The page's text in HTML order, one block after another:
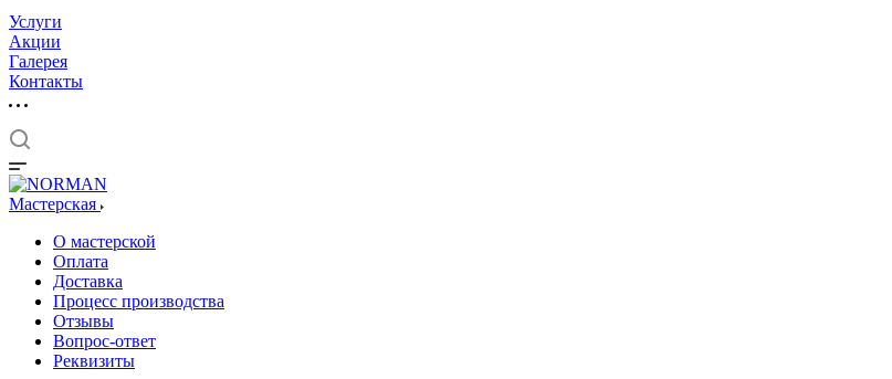
Услуги
Акции
Галерея
Контакты
Мастерская
О мастерской
Оплата
Доставка
Процесс производства
Отзывы
Вопрос-ответ
Реквизиты